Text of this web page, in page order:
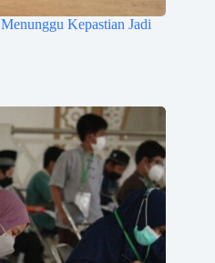
Kepastian Jadi